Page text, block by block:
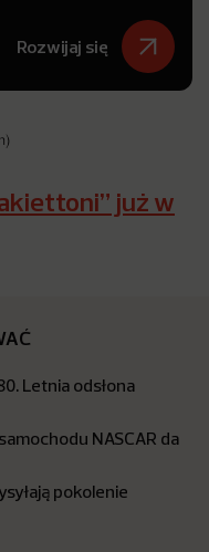
Rozwijaj się
już w
Letnia odsłona
NASCAR da
pokolenie